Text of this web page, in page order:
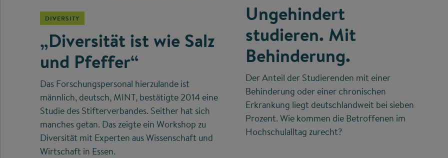
DIVERSITY
„Diversität ist wie Salz
und Pfeffer“
Das Forschungspersonal hierzulande ist
männlich, deutsch, MINT, bestätigte 2014 eine
Studie des Stifterverbandes. Seither hat sich
manches getan. Das zeigte ein Workshop zu
Diversität mit Experten aus Wissenschaft und
Wirtschaft in Essen.
Ungehindert
studieren. Mit
Behinderung.
Der Anteil der Studierenden mit einer
Behinderung oder einer chronischen
Erkrankung liegt deutschlandweit bei sieben
Prozent. Wie kommen die Betroffenen im
Hochschulalltag zurecht?